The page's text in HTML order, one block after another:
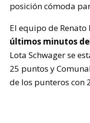
posición cómoda
El equipo de Renato
últimos minutos
Lota Schwager se
25 puntos y
de los punteros con